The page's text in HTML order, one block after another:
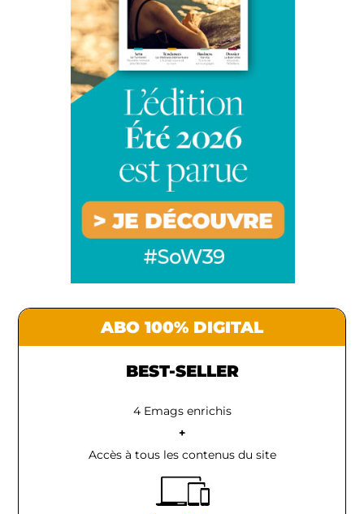
ABO 100% DIGITAL
BEST-SELLER
4 Emags enrichis
+
Accès à tous les contenus du site